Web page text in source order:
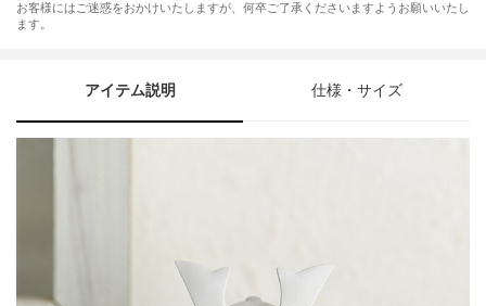
お客様にはご迷惑をおかけいたしますが、何卒ご了承くださいますようお願いいたし
ます。
アイテム説明 仕様・サイズ